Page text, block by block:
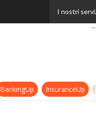
I nostri
BankingUp InsuranceUp